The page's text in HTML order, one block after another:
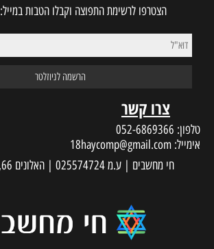
הצטרפו לרשימת התפוצה וקבלו הטבות במייל:
צרו קשר
טלפון: 052-6869366
אימייל: 18haycomp@gmail.com
חי מחשבים | ע.מ 025574724 | האלונים 66, יוקנעם עילית